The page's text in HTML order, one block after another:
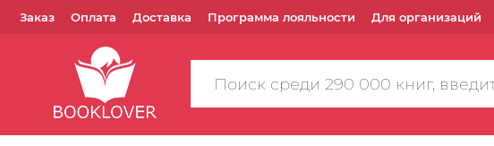
Заказ Оплата Доставка Программа лояльности Для организаций
Поиск
по